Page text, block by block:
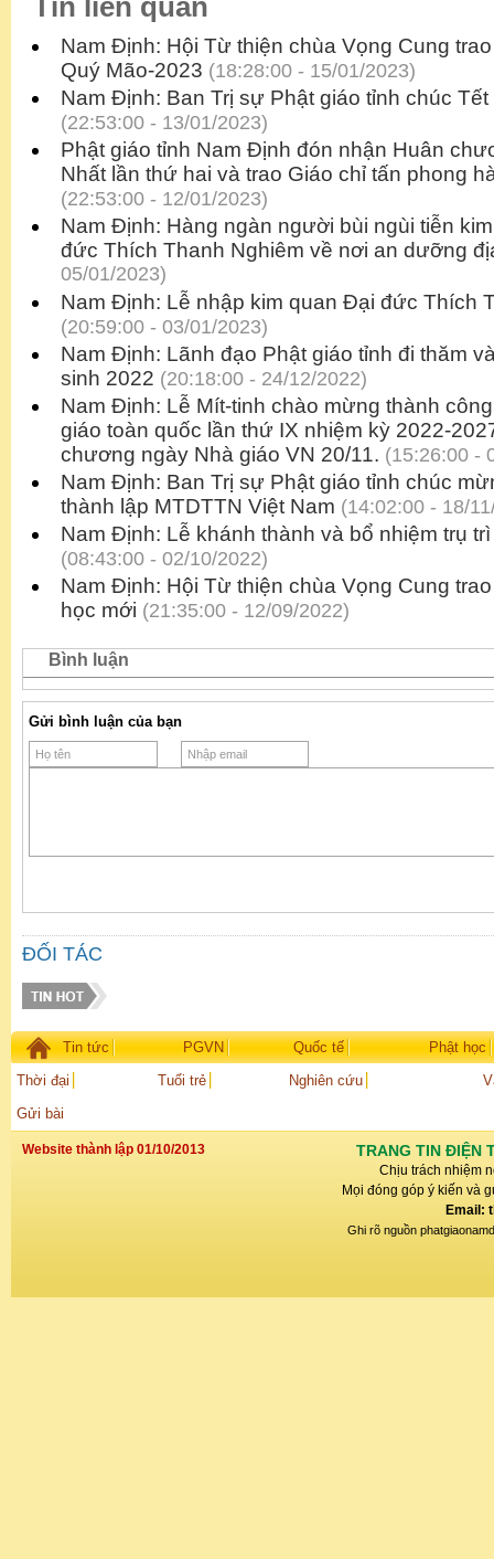
Tin liên quan
Nam Định: Hội Từ thiện chùa Vọng Cung
Quý Mão-2023 (18:28:00 - 15/01/2023)
Nam Định: Ban Trị sự Phật giáo tỉnh chúc
(22:53:00 - 13/01/2023)
Phật giáo tỉnh Nam Định đón nhận Huân
Nhất lần thứ hai và trao Giáo chỉ tấn phong
(22:53:00 - 12/01/2023)
Nam Định: Hàng ngàn người bùi ngùi tiễn
đức Thích Thanh Nghiêm về nơi an dưỡng
05/01/2023)
Nam Định: Lễ nhập kim quan Đại đức Thích
(20:59:00 - 03/01/2023)
Nam Định: Lãnh đạo Phật giáo tỉnh đi thăm
sinh 2022 (20:18:00 - 24/12/2022)
Nam Định: Lễ Mít-tinh chào mừng thành
giáo toàn quốc lần thứ IX nhiệm kỳ 2022-
chương ngày Nhà giáo VN 20/11. (15:26:00 -
Nam Định: Ban Trị sự Phật giáo tỉnh chúc
thành lập MTDTTN Việt Nam (14:02:00 - 18/
Nam Định: Lễ khánh thành và bổ nhiệm trụ
(08:43:00 - 02/10/2022)
Nam Định: Hội Từ thiện chùa Vọng Cung
học mới (21:35:00 - 12/09/2022)
Bình luận
Gửi bình luận của bạn
ĐỐI TÁC
Tin tức PGVN Quốc tế
Phật học
Thời đại
Tuổi trẻ Nghiên cứu
Gửi bài
Website thành lập 01/10/2013 TRANG TIN ĐIỆN
Chịu trách nhiệm
Mọi đóng góp ý kiến và
Email:
Ghi rõ nguồn